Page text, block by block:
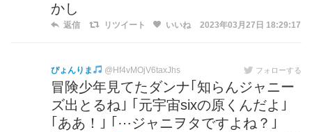
かし
返信 リツイート いいね 2023年03月27日 18:29:17
ぴょんりま @Hf4vMOjV6taxJhs フォローする
冒険少年見てたダンナ｢知らんジャニー
ズ出とるね｣ ｢元宇宙sixの原くんだよ｣
｢ああ！｣ ｢⋯ジャニヲタですよね？｣